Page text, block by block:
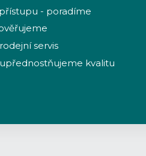
- poradíme
servis
kvalitu